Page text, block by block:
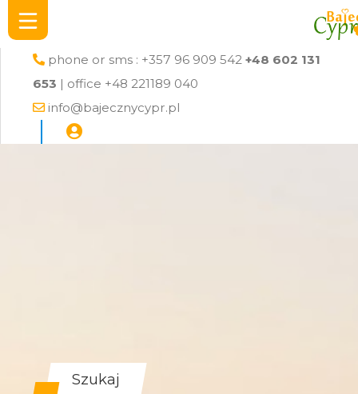
phone or sms : +357 96 909 542 +48 602 131
653 | office +48 221189 040
info@bajecznycypr.pl
Szukaj